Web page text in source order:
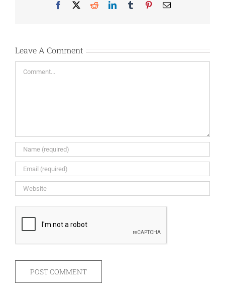
Facebook RedditLinkedInTumblr PinterestEmail
Leave A Comment